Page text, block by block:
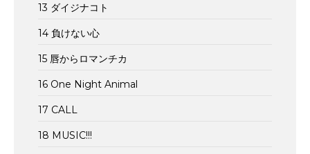
13 ダイジナコト
14 負けない心
15 唇からロマンチカ
16 One Night Animal
17 CALL
18 MUSIC!!!